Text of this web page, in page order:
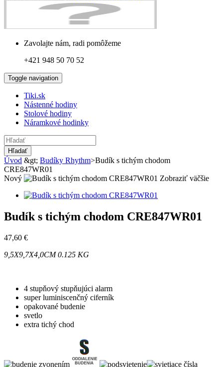
Zavolajte nám, radi pomôžeme
+421 948 50 70 52
Toggle navigation
Tiki.sk
Nástenné hodiny
Stolové hodiny
Náramkové hodinky
Hľadať
Úvod &gt; Budíky Rhythm>Budík s tichým chodom
CRE847WR01
Nový
Zobraziť väčšie
Budík s tichým chodom CRE847WR01
47,60 €
9,5X9,7X4,0CM 0.125 KG
4 stupňový stupňujúci alarm
super luminiscenčný ciferník
opakované budenie
svetlo
extra tichý chod